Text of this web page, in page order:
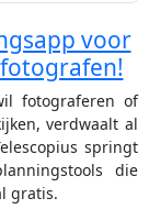
voor
fotograferen of
verdwaalt al
springt
die
gratis.